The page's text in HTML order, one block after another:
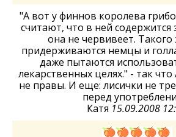
"А вот у финнов королева
считают, что в ней содержится
она не червивеет.
придерживаются немцы и
даже пытаются
лекарственных целях." - так
не правы. И еще: лисички не
перед
Катя 15.09.2008